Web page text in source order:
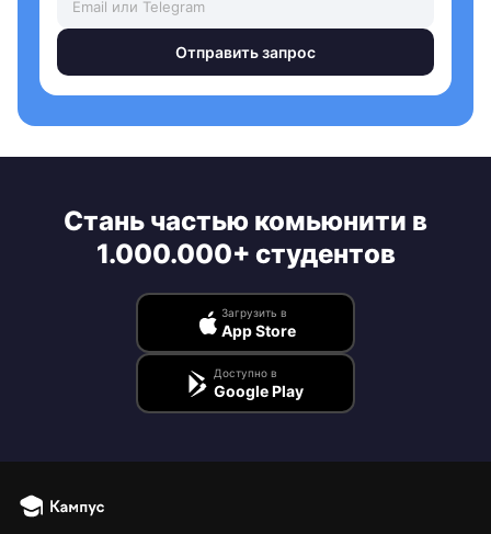
Отправить запрос
Стань частью комьюнити в
1.000.000+ студентов
Загрузить в
App Store
Доступно в
Google Play